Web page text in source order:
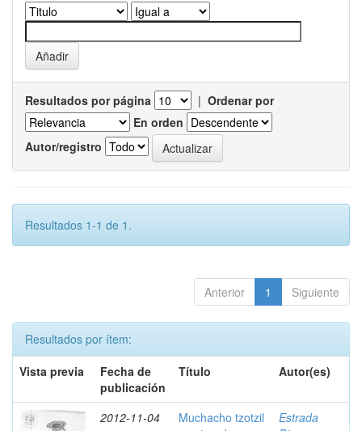
Resultados por página | Ordenar por
En orden
Autor/registro
Resultados 1-1 de 1.
Anterior 1 Siguiente
Resultados por ítem:
Vista previa
Fecha de
publicación
Título Autor(es)
2012-11-04
Muchacho tzotzil
Estrada